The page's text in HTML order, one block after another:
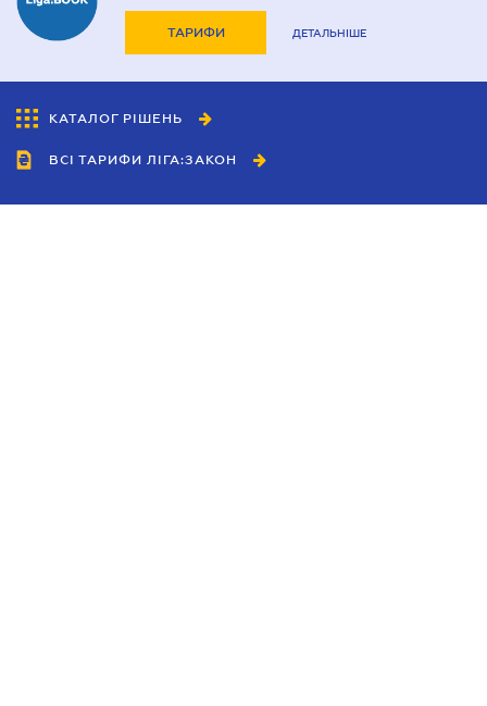
ТАРИФИ ДЕТАЛЬНІШЕ
КАТАЛОГ РІШЕНЬ
ВСІ ТАРИФИ ЛІГА:ЗАКОН